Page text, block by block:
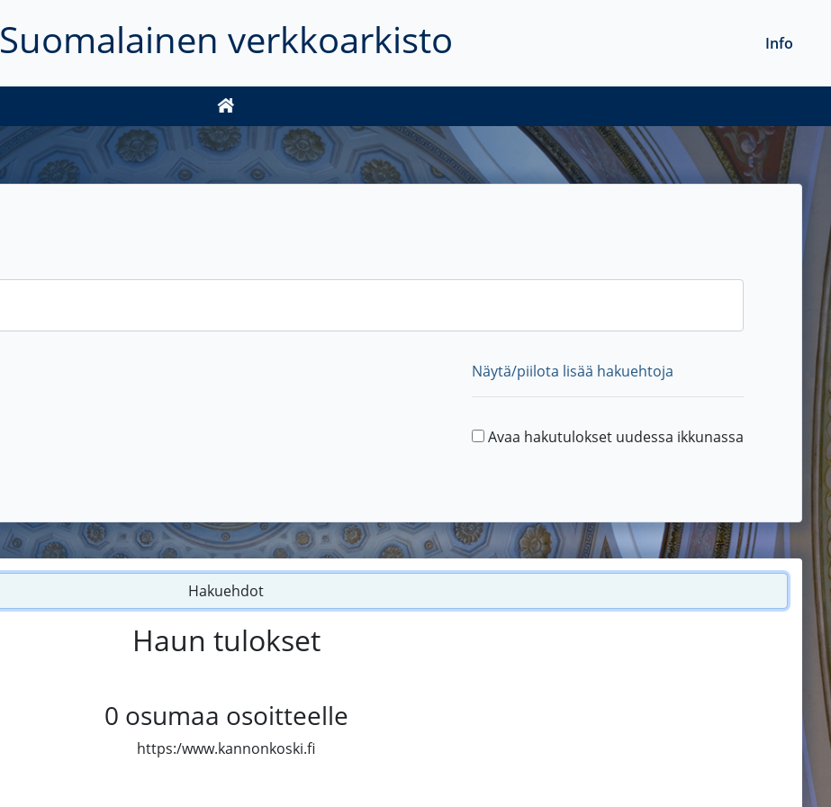
Suomalainen verkkoarkisto Info
Näytä/piilota lisää hakuehtoja
Avaa hakutulokset uudessa ikkunassa
Hakuehdot
Haun tulokset
0 osumaa osoitteelle
https:/www.kannonkoski.fi